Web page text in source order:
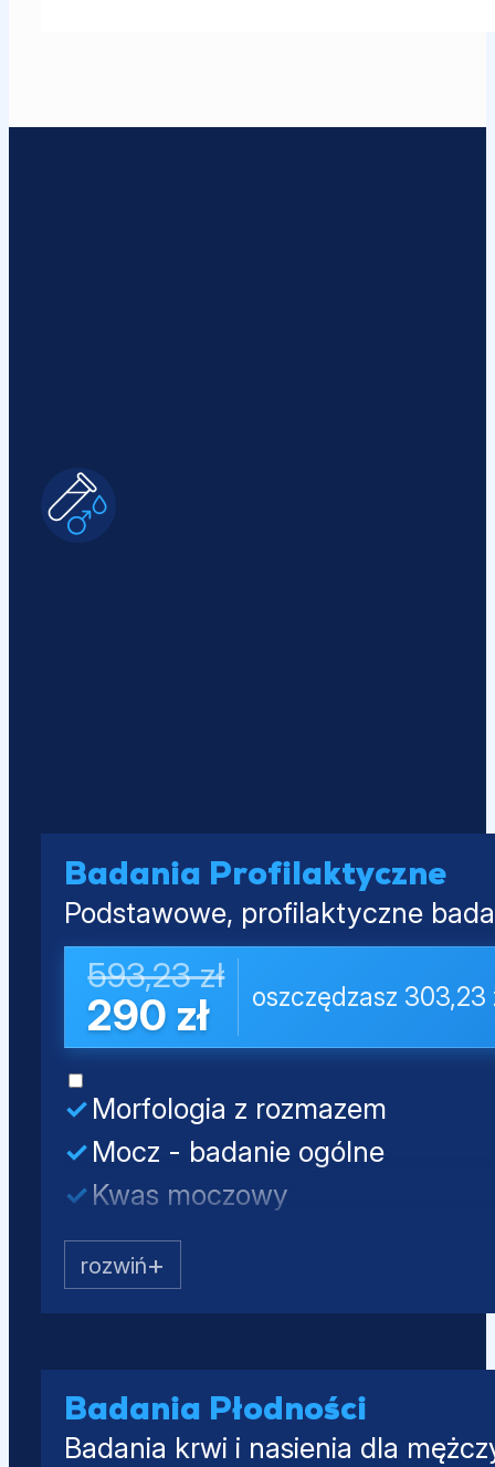
Badania Profilaktyczne
Podstawowe, profilaktyczne
593,23 zł
290 zł oszczędzasz 303,23
Morfologia z rozmazem
Mocz - badanie ogólne
Kwas moczowy
Kreatynina
Mocznik
Testosteron całkowity
SHBG
Albumina
PSA całkowity
Badania Płodności
Badania krwi i nasienia dla